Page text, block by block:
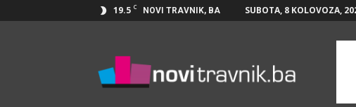
19.5 C NOVI TRAVNIK, BA SUBOTA, 8 KOLOVOZA,
Travnik.ba